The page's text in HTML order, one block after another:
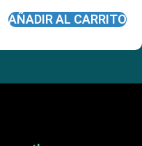
AÑADIR AL CARRITO